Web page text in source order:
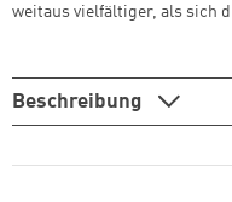
weitaus vielfältiger, als sich
Beschreibung